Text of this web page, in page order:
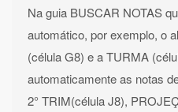
Na guia BUSCAR NOTAS
automático, por exemplo, o
(célula G8) e a TURMA
automaticamente as notas
2° TRIM(célula J8),